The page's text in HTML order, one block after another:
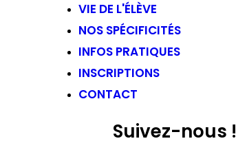
VIE DE L'ÉLÈVE
NOS SPÉCIFICITÉS
INFOS PRATIQUES
INSCRIPTIONS
CONTACT
Suivez-nous !